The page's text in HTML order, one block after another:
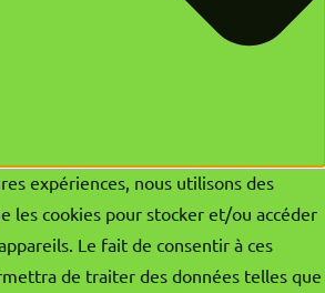
expériences, nous utilisons des
les cookies pour stocker et/ou accéder
Le fait de consentir à ces
de traiter des données telles que